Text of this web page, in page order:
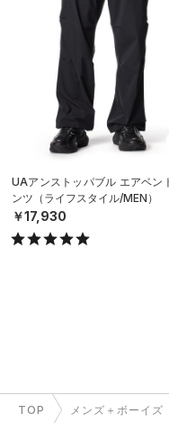
UAアンストッパブル エアベン
ンツ（ライフスタイル/MEN）
￥17,930
TOP メンズ＋ボーイズ